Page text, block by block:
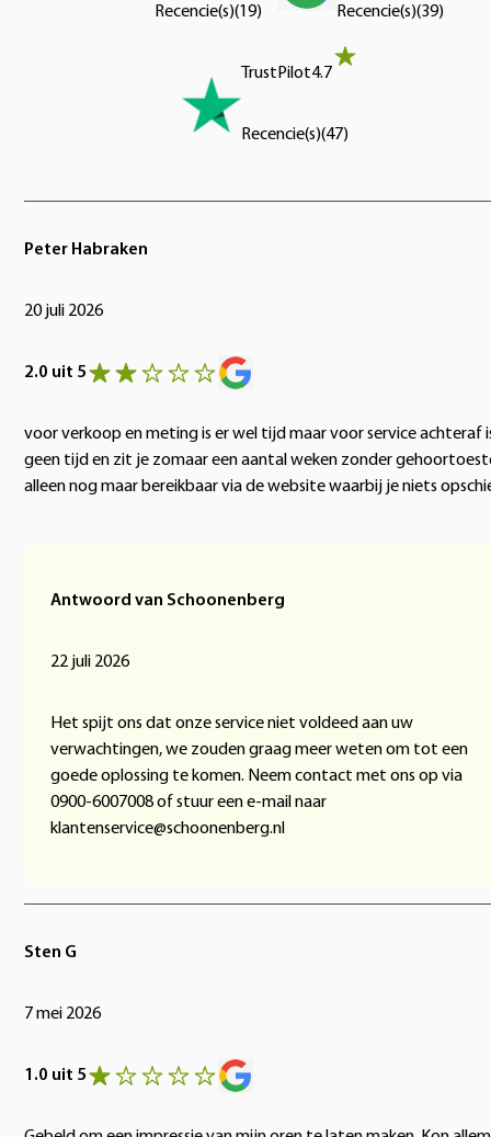
Recencie(s)(19) Recencie(s)(39)
TrustPilot4.7
Recencie(s)(47)
Peter Habraken
20 juli 2026
2.0 uit 5
voor verkoop en meting is er wel tijd maar voor service achteraf
geen tijd en zit je zomaar een aantal weken zonder
alleen nog maar bereikbaar via de website waarbij je niets
Antwoord van Schoonenberg
22 juli 2026
Het spijt ons dat onze service niet voldeed aan uw
verwachtingen, we zouden graag meer weten om tot een
goede oplossing te komen. Neem contact met ons op via
0900-6007008 of stuur een e-mail naar
klantenservice@schoonenberg.nl
Sten G
7 mei 2026
1.0 uit 5